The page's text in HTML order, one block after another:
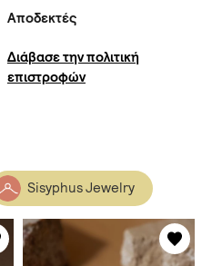
Αποδεκτές
Διάβασε την πολιτική
επιστροφών
Sisyphus Jewelry